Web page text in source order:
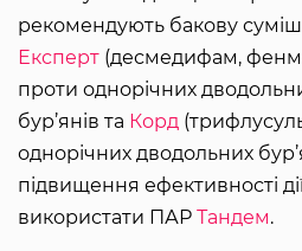
рекомендують бакову
Експерт (десмедифам,
проти однорічних
бур’янів та Корд
однорічних дводольних
підвищення ефективності
використати ПАР Тандем.